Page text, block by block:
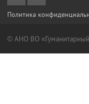
Политика
© АНО ВО «Гуманитарный